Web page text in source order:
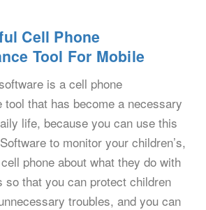
Cell Phone
Tool For Mobile
is a cell phone
that has become a necessary
life, because you can use this
to monitor your children’s,
phone about what they do with
so that you can protect children
troubles, and you can